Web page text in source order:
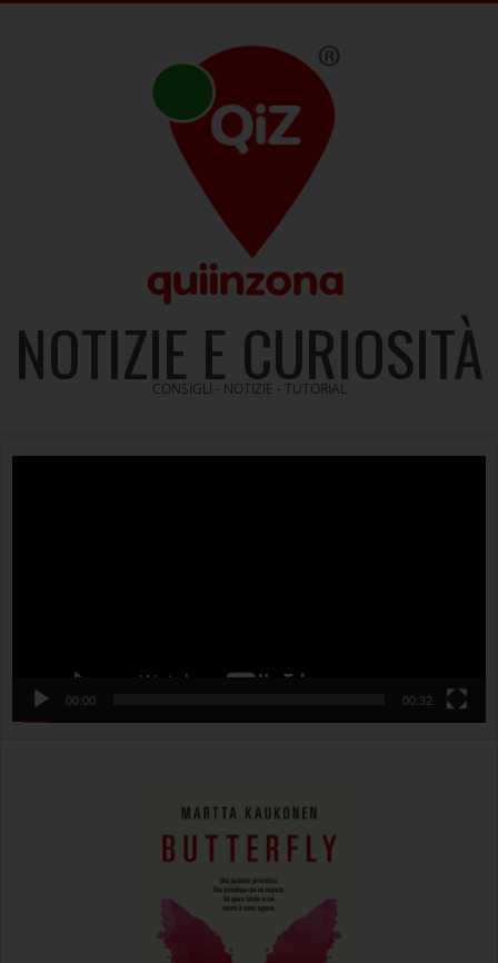
NOTIZIE E CURIOSITÀ
CONSIGLI - NOTIZIE - TUTORIAL
00:00 00:32